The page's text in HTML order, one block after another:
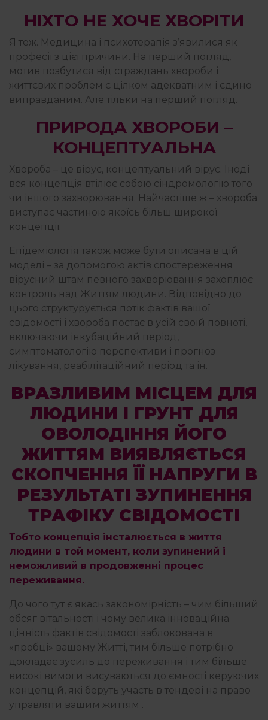
НІХТО НЕ ХОЧЕ ХВОРІТИ
Я теж. Медицина і психотерапія з’явилися як
професії з цієї причини. На перший погляд,
мотив позбутися від страждань хвороби і
життєвих проблем є цілком адекватним і єдино
виправданим. Але тільки на перший погляд.
ПРИРОДА ХВОРОБИ –
КОНЦЕПТУАЛЬНА
Хвороба – це вірус, концептуальний вірус. Іноді
вся концепція втілює собою сіндромологію того
чи іншого захворювання. Найчастіше ж – хвороба
виступає частиною якоїсь більш широкої
концепції.
Епідеміологія також може бути описана в цій
моделі – за допомогою актів спостереження
вірусний штам певного захворювання захоплює
контроль над Життям людини. Відповідно до
цього структурується потік фактів вашої
свідомості і хвороба постає в усій своїй повноті,
включаючи інкубаційний період,
симптоматологію перспективи і прогноз
лікування, реабілітаційний період та ін.
ВРАЗЛИВИМ МІСЦЕМ ДЛЯ
ЛЮДИНИ І ГРУНТ ДЛЯ
ОВОЛОДІННЯ ЙОГО
ЖИТТЯМ ВИЯВЛЯЄТЬСЯ
СКОПЧЕННЯ ЇЇ НАПРУГИ В
РЕЗУЛЬТАТІ ЗУПИНЕННЯ
ТРАФІКУ СВІДОМОСТІ
Тобто концепція інсталюється в життя
людини в той момент, коли зупинений і
неможливий в продовженні процес
переживання.
До чого тут є якась закономірність – чим більший
обсяг вітальності і чому велика інноваційна
цінність фактів свідомості заблокована в
«пробці» вашому Житті, тим більше потрібно
докладає зусиль до переживання і тим більше
високі вимоги висуваються до ємності керуючих
концепцій, які беруть участь в тендері на право
управляти вашим життям .